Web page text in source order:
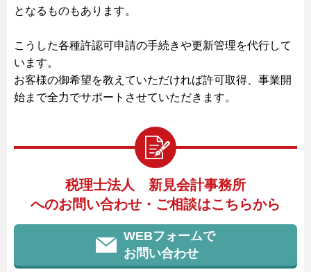
となるものもあります。
こうした各種許認可申請の手続きや更新管理を代行して
います。
お客様の御希望を教えていただければ許可取得、事業開
始まで全力でサポートさせていただきます。
税理士法人 新見会計事務所
へのお問い合わせ・ご相談はこちらから
WEBフォームで
お問い合わせ